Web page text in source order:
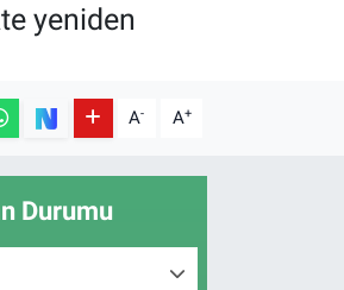
yeniden
A- A+
Durumu